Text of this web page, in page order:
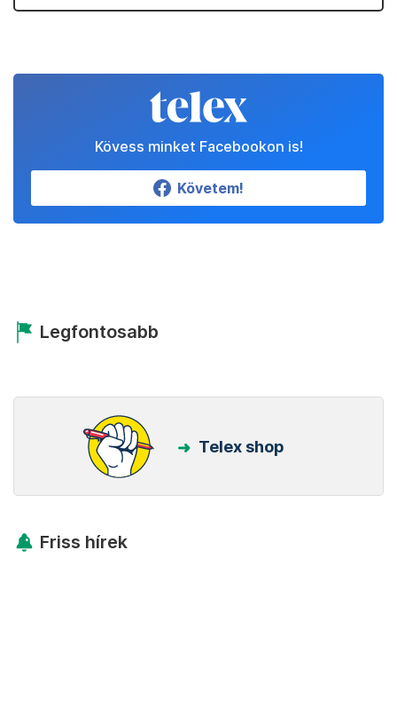
Kövess minket Facebookon is!
Követem!
Legfontosabb
Telex shop
Friss hírek